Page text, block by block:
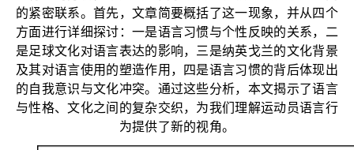
的紧密联系。首先，文章简要概括了这一现象，并从四个
方面进行详细探讨：一是语言习惯与个性反映的关系，二
是足球文化对语言表达的影响，三是纳英戈兰的文化背景
及其对语言使用的塑造作用，四是语言习惯的背后体现出
的自我意识与文化冲突。通过这些分析，本文揭示了语言
与性格、文化之间的复杂交织，为我们理解运动员语言行
为提供了新的视角。